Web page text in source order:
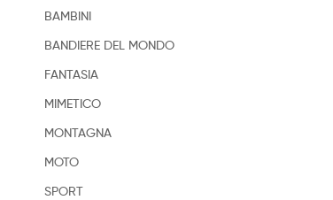
BAMBINI
BANDIERE DEL MONDO
FANTASIA
MIMETICO
MONTAGNA
MOTO
SPORT